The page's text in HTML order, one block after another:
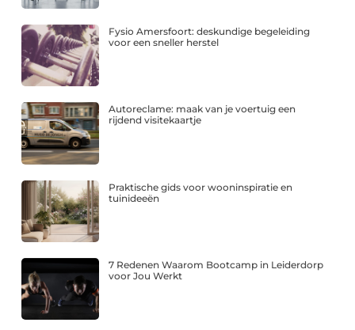
Fysio Amersfoort: deskundige begeleiding
voor een sneller herstel
Autoreclame: maak van je voertuig een
rijdend visitekaartje
Praktische gids voor wooninspiratie en
tuinideeën
7 Redenen Waarom Bootcamp in Leiderdorp
voor Jou Werkt